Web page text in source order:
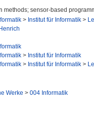
methods; sensor-based
> Institut für Informatik >
> Institut für Informatik
> Institut für Informatik >
Werke > 004 Informatik